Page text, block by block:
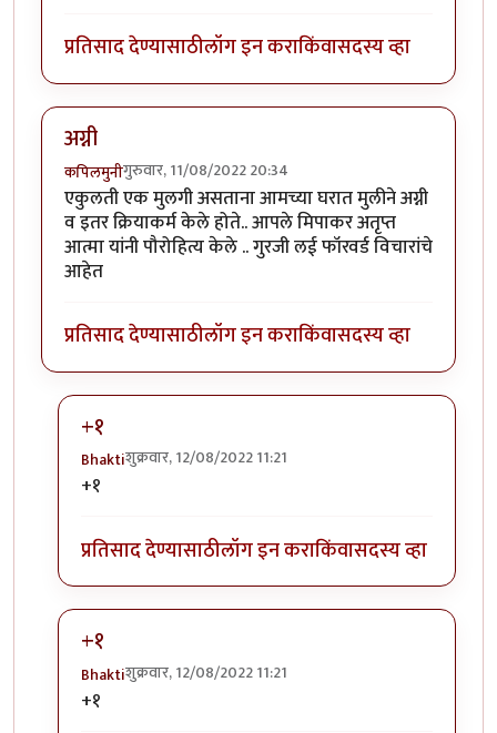
प्रतिसाद देण्यासाठीलॉग इन कराकिंवासदस्य व्हा
अग्नी
कपिलमुनीगुरुवार, 11/08/2022 20:34
एकुलती एक मुलगी असताना आमच्या घरात मुलीने अग्नी
व इतर क्रियाकर्म केले होते.. आपले मिपाकर अतृप्त
आत्मा यांनी पौरोहित्य केले .. गुरजी लई फॉरवर्ड विचारांचे
आहेत
प्रतिसाद देण्यासाठीलॉग इन कराकिंवासदस्य व्हा
+१
Bhaktiशुक्रवार, 12/08/2022 11:21
In reply to
+१
प्रतिसाद देण्यासाठीलॉग इन कराकिंवासदस्य व्हा
+१
Bhaktiशुक्रवार, 12/08/2022 11:21
In reply to
+१